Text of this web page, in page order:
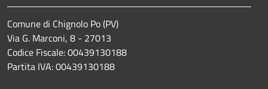
Comune di Chignolo Po (PV)
Via G. Marconi, 8 - 27013
Codice Fiscale: 00439130188
Partita IVA: 00439130188